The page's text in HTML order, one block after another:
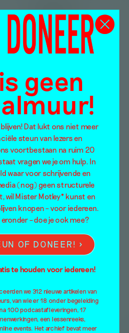
geen
Dat lukt ons niet meer
steun van lezers en
voortbestaan na ruim 20
vragen we je om hulp. In
waar voor schrijvende en
(nog) geen structurele
wil Mister Motley* kunst en
knopen – voor iedereen.
– doe je ook mee?
OF DONEER!
te houden voor iedereen!
we 312 nieuwe artikelen van
van wie er 18 onder begeleiding
100 podcastafleveringen, 17
een lessenreeks,
events. Het archief bevat meer